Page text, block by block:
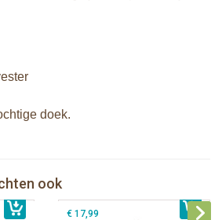
doek.
ook
€ 17,99